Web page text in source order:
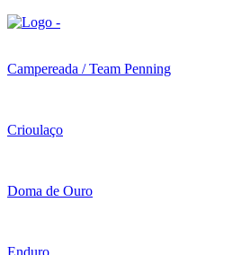
Campereada / Team Penning
Crioulaço
Doma de Ouro
Enduro